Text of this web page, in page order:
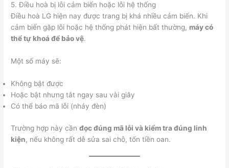
5. Điều hoà bị lỗi cảm biến hoặc lỗi hệ thống
Điều hoà LG hiện nay được trang bị khá nhiều cảm biến. Khi
cảm biến gặp lỗi hoặc hệ thống phát hiện bất thường, máy có
thể tự khoá để bảo vệ.
Một số máy sẽ:
Không bật được
Hoặc bật nhưng tắt ngay sau vài giây
Có thể báo mã lỗi (nháy đèn)
Trường hợp này cầnđọc đúng mã lỗi và kiểm tra đúng linh
kiện, nếu không rất dễ sửa sai chỗ, tốn tiền oan.